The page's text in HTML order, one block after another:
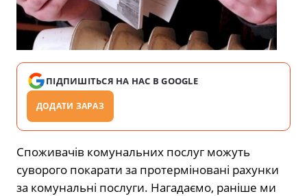
ПІДПИШІТЬСЯ НА НАС В GOOGLE
ДОДАТИ ЗАРАЗ
Споживачів комунальних послуг можуть
суворого покарати за протерміновані рахунки
за комунальні послуги. Нагадаємо, раніше ми